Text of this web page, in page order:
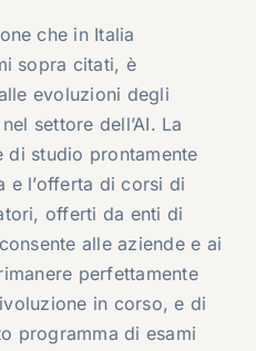
che in Italia
sopra citati, è
evoluzioni degli
settore dell’AI. La
di studio prontamente
e l’offerta di corsi di
offerti da enti di
alle aziende e ai
perfettamente
in corso, e di
programma di esami